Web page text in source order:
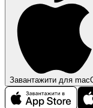
Завантажити для